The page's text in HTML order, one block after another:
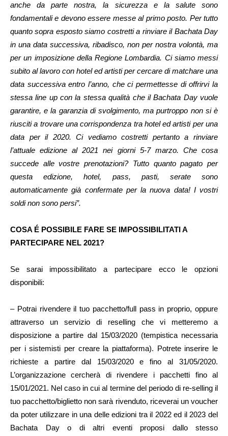
anche da parte nostra, la sicurezza e la salute sono
fondamentali e devono essere messe al primo posto. Per tutto
quanto sopra esposto siamo costretti a rinviare il Bachata Day
in una data successiva, ribadisco, non per nostra volontà, ma
per un imposizione della Regione Lombardia. Ci siamo messi
subito al lavoro con hotel ed artisti per cercare di matchare una
data successiva entro l’anno, che ci permettesse di offrirvi la
stessa line up con la stessa qualità che il Bachata Day vuole
garantire, e la garanzia di svolgimento, ma purtroppo non si è
riusciti a trovare una corrispondenza tra hotel ed artisti per una
data per il 2020. Ci vediamo costretti pertanto a rinviare
l’attuale edizione al 2021 nei giorni 5-7 marzo. Che cosa
succede alle vostre prenotazioni? Tutto quanto pagato per
questa edizione, hotel, pass, pasti, serate sono
automaticamente già confermate per la nuova data! I vostri
soldi non sono persi”.
COSA É POSSIBILE FARE SE IMPOSSIBILITATI A
PARTECIPARE NEL 2021?
Se sarai impossibilitato a partecipare ecco le opzioni
disponibili:
– Potrai rivendere il tuo pacchetto/full pass in proprio, oppure
attraverso un servizio di reselling che vi metteremo a
disposizione a partire dal 15/03/2020 (tempistica necessaria
per i sistemisti per creare la piattaforma). Potrete inserire le
richieste a partire dal 15/03/2020 e fino al 31/05/2020.
L’organizzazione cercherà di rivendere i pacchetti fino al
15/01/2021. Nel caso in cui al termine del periodo di re-selling il
tuo pacchetto/biglietto non sarà rivenduto, riceverai un voucher
da poter utilizzare in una delle edizioni tra il 2022 ed il 2023 del
Bachata Day o di altri eventi proposi dallo stesso